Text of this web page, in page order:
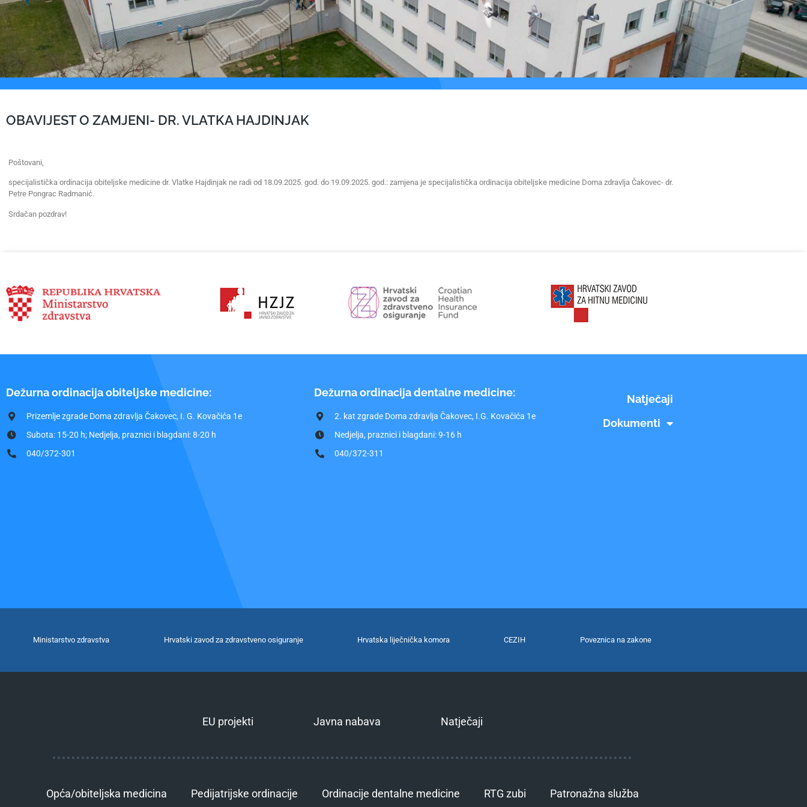
OBAVIJEST O ZAMJENI- DR. VLATKA HAJDINJAK
Poštovani,
specijalistička ordinacija obiteljske medicine dr. Vlatke Hajdinjak ne radi od 18.09.2025. god. do 19.09.2025. god.: zamjena je specijalistička ordinacija obiteljske medicine Doma zdravlja Čakovec- dr.
Petre Pongrac Radmanić.
Srdačan pozdrav!
Dežurna ordinacija obiteljske medicine:
Prizemlje zgrade Doma zdravlja Čakovec, I. G. Kovačića 1e
Subota: 15-20 h; Nedjelja, praznici i blagdani: 8-20 h
040/372-301
Dežurna ordinacija dentalne medicine:
2. kat zgrade Doma zdravlja Čakovec, I.G. Kovačića 1e
Nedjelja, praznici i blagdani: 9-16 h
040/372-311
Natječaji
Dokumenti
Ministarstvo zdravstva Hrvatski zavod za zdravstveno osiguranje Hrvatska liječnička komora CEZIH Poveznica na zakone
EU projekti Javna nabava Natječaji
Opća/obiteljska medicina Pedijatrijske ordinacije Ordinacije dentalne medicine RTG zubi Patronažna služba